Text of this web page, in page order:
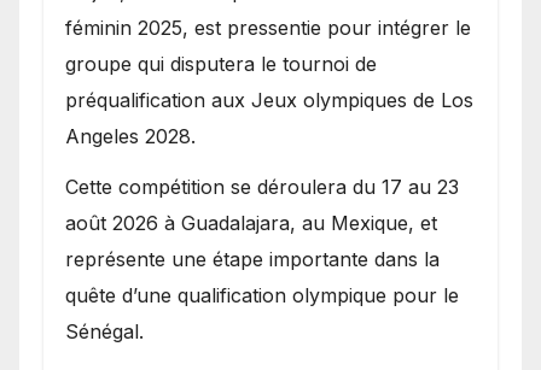
féminin 2025, est pressentie pour intégrer le
groupe qui disputera le tournoi de
préqualification aux Jeux olympiques de Los
Angeles 2028.
Cette compétition se déroulera du 17 au 23
août 2026 à Guadalajara, au Mexique, et
représente une étape importante dans la
quête d’une qualification olympique pour le
Sénégal.